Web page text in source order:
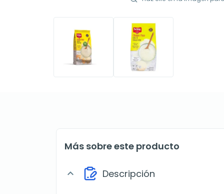
Más sobre este producto
expand_more Descripción